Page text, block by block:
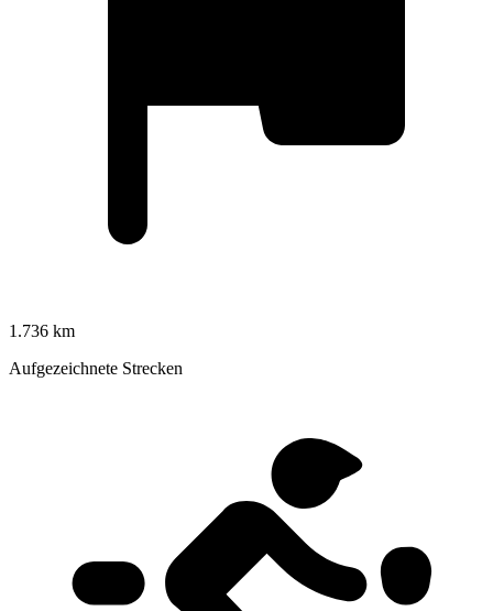
1.736 km
Aufgezeichnete Strecken